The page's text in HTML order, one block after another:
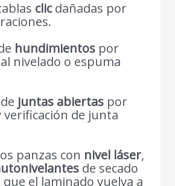
clicdañadas por
hundimientos por
nivelado o espuma
juntas abiertas por
verificación de junta
panzas con nivel láser,
de secado
el laminado vuelva a